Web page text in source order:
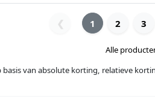
❮ 1 2 3
Alle
basis van absolute korting, relatieve